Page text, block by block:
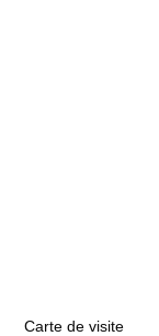
Carte de visite